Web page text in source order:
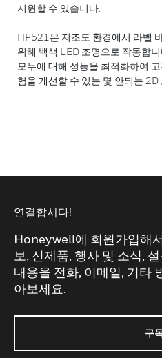
지원할 수 있습니다.
HF521은 저조도 환경에서 라벨
위해 백색 LED 조명으로 작동합
모두에 대해 성능을 최적화하여
험을 개선할 수 있는 몇 안되는 2D
연결합시다!
Honeywell에 회원가입해
보, 신제품, 행사 및 소식,
내용을 전화, 이메일, 기타
아보세요.
구